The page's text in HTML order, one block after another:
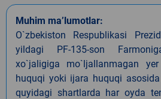
Muhim ma’lumotlar:
O`zbekiston Respublikasi
yildagi PF-135-son
xo`jaligiga mo`ljallanmagan
huquqi yoki ijara huquqi
quyidagi shartlarda har oyda